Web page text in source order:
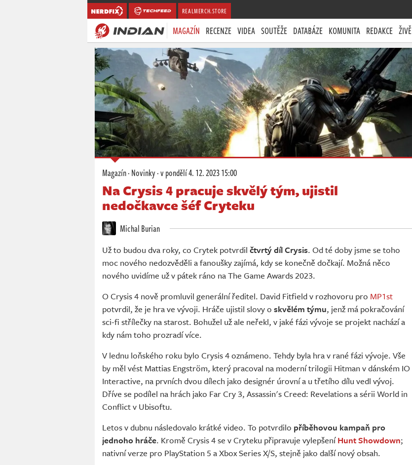
REALMERCH.STORE
MAGAZÍN RECENZE VIDEA SOUTĚŽE DATABÁZE KOMUNITA REDAKCE ŽIVĚ
Magazín·Novinky·v pondělí4. 12. 2023 15:00
Na Crysis 4 pracuje skvělý tým, ujistil
nedočkavce šéf Cryteku
Michal Burian
Už to budou dva roky, co Crytek potvrdil čtvrtý díl Crysis. Od té doby jsme se toho
moc nového nedozvěděli a fanoušky zajímá, kdy se konečně dočkají. Možná něco
nového uvidíme už v pátek ráno na The Game Awards 2023.
O Crysis 4 nově promluvil generální ředitel. David Fitfield v rozhovoru pro MP1st
potvrdil, že je hra ve vývoji. Hráče ujistil slovy o skvělém týmu, jenž má pokračování
sci-fi střílečky na starost. Bohužel už ale neřekl, v jaké fázi vývoje se projekt nachází a
kdy nám toho prozradí více.
V lednu loňského roku bylo Crysis 4 oznámeno. Tehdy byla hra v rané fázi vývoje. Vše
by měl vést Mattias Engström, který pracoval na moderní trilogii Hitman v dánském IO
Interactive, na prvních dvou dílech jako designér úrovní a u třetího dílu vedl vývoj.
Dříve se podílel na hrách jako Far Cry 3, Assassin's Creed: Revelations a sérii World in
Conflict v Ubisoftu.
Letos v dubnu následovalo krátké video. To potvrdilo příběhovou kampaň pro
jednoho hráče. Kromě Crysis 4 se v Cryteku připravuje vylepšeníHunt Showdown;
nativní verze pro PlayStation 5 a Xbox Series X/S, stejně jako další nový obsah.